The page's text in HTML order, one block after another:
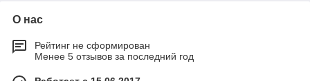
О нас
Рейтинг не сформирован
Менее 5 отзывов за последний год